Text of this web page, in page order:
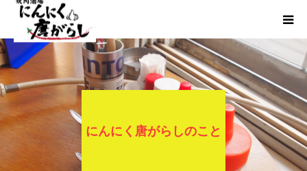
にんにく唐がらしのこと
HOME
にんからブログ